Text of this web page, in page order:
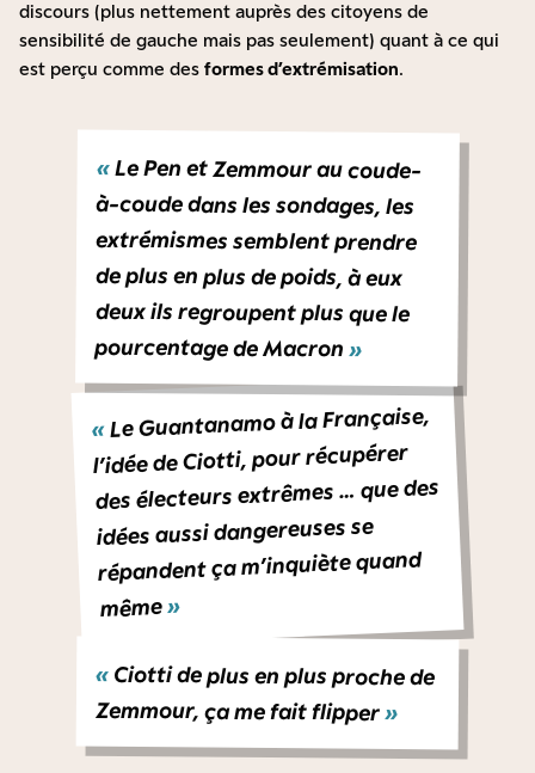
discours (plus nettement auprès des citoyens de
sensibilité de gauche mais pas seulement) quant à ce qui
est perçu comme des formes d’extrémisation.
«Le Pen et Zemmour au coude-
à-coude dans les sondages, les
extrémismes semblent prendre
de plus en plus de poids, à eux
deux ils regroupent plus que le
pourcentage de Macron »
«Le Guantanamo à la Française,
l’idée de Ciotti, pour récupérer
des électeurs extrêmes … que des
idées aussi dangereuses se
répandent ça m’inquiète quand
même»
« Ciotti de plus en plus proche de
Zemmour, ça me fait flipper»